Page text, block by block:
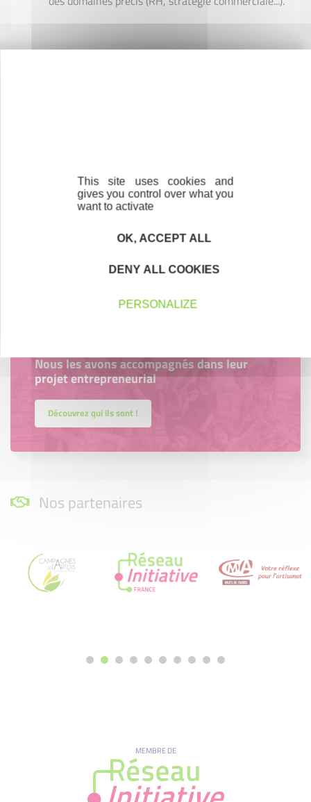
Trouvez à qui vous adresser
Créateurs, repreneurs, vos interlocuteurs en
Nous les avons accompagnés dans leur
projet entrepreneurial
Découvrez qui ils sont !
Nos partenaires
MEMBRE DE
This site uses cookies and
gives you control over what you
want to activate
OK, ACCEPT ALL
DENY ALL COOKIES
PERSONALIZE